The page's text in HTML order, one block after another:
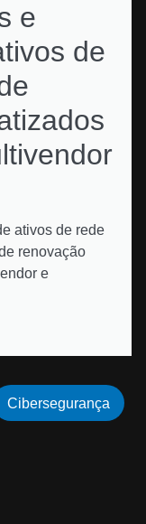
e
de
ativos de rede
renovação
e
Cibersegurança